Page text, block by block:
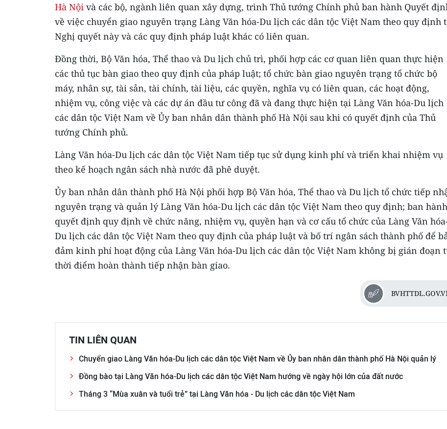
Hà Nội và các bộ, ngành liên quan xây dựng, trình Thủ tướng Chính phủ ban hành Quyết
về việc chuyển giao nguyên trạng Làng Văn hóa-Du lịch các dân tộc Việt Nam theo quy định
Nghị quyết này và các quy định pháp luật khác có liên quan.
Đồng thời, Bộ Văn hóa, Thể thao và Du lịch chủ trì, phối hợp các cơ quan liên quan thực hiện
các thủ tục bàn giao theo quy định của pháp luật; tổ chức bàn giao nguyên trạng tổ chức bộ
máy, nhân sự, tài sản, tài chính, tài liệu, các quyền, nghĩa vụ có liên quan, các hoạt động,
nhiệm vụ, công việc và các dự án đầu tư công đã và đang thực hiện tại Làng Văn hóa-Du lịch
các dân tộc Việt Nam về Ủy ban nhân dân thành phố Hà Nội sau khi có quyết định của Thủ
tướng Chính phủ.
Làng Văn hóa-Du lịch các dân tộc Việt Nam tiếp tục sử dụng kinh phí và triển khai nhiệm vụ
theo kế hoạch ngân sách nhà nước đã phê duyệt.
Ủy ban nhân dân thành phố Hà Nội phối hợp Bộ Văn hóa, Thể thao và Du lịch tổ chức tiếp
nguyên trạng và quản lý Làng Văn hóa-Du lịch các dân tộc Việt Nam theo quy định; ban hành
quyết định quy định về chức năng, nhiệm vụ, quyền hạn và cơ cấu tổ chức của Làng Văn
Du lịch các dân tộc Việt Nam theo quy định của pháp luật và bố trí ngân sách thành phố để
đảm kinh phí hoạt động của Làng Văn hóa-Du lịch các dân tộc Việt Nam không bị gián đoạn
thời điểm hoàn thành tiếp nhận bàn giao.
TIN LIÊN QUAN
Chuyển giao Làng Văn hóa-Du lịch các dân tộc Việt Nam về Ủy ban nhân dân thành phố Hà Nội quản lý
Đồng bào tại Làng Văn hóa-Du lịch các dân tộc Việt Nam hướng về ngày hội lớn của đất nước
Tháng 3 “Mùa xuân và tuổi trẻ” tại Làng Văn hóa - Du lịch các dân tộc Việt Nam